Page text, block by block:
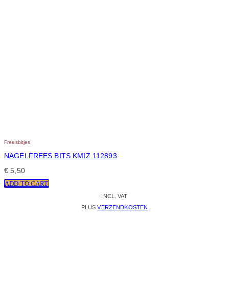
Freesbitjes
NAGELFREES BITS KMIZ 112893
€ 5,50
ADD TO CART
INCL. VAT
PLUSVERZENDKOSTEN